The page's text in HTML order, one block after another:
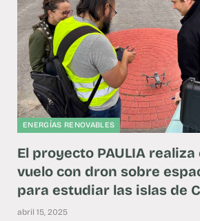
ENERGÍAS RENOVABLES
El proyecto PAULIA
vuelo con dron sobre
para estudiar las islas de
abril 15, 2025